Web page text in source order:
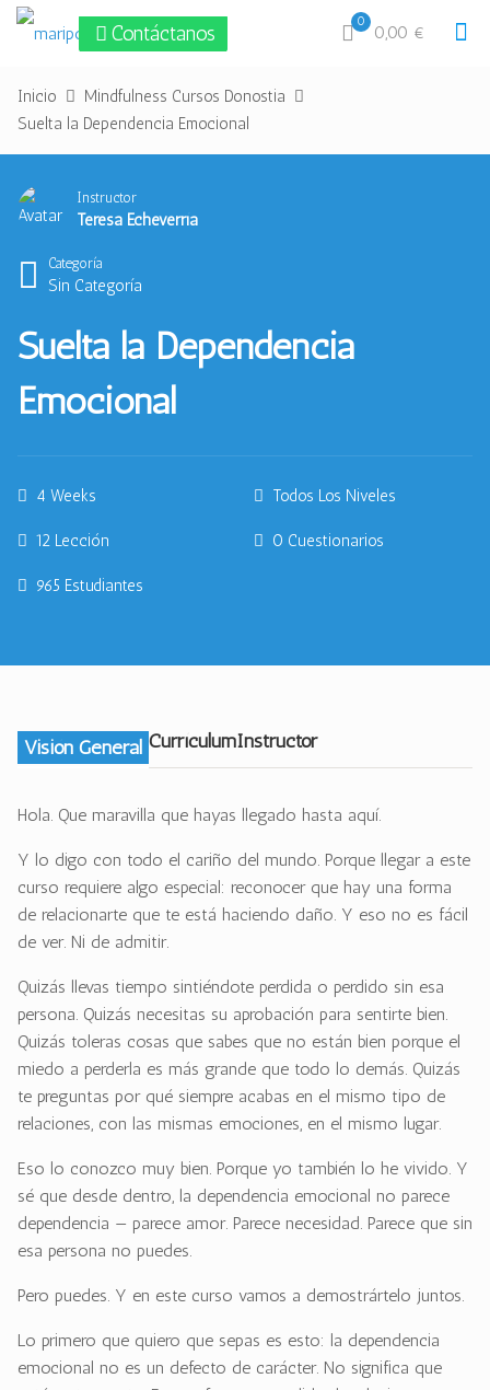
Contáctanos 0
0,00 €
Inicio
Mindfulness Cursos Donostia
Suelta la Dependencia Emocional
Instructor
Teresa Echeverría
Categoría
Sin Categoría
Suelta la Dependencia
Emocional
4 Weeks Todos Los Niveles
12 Lección 0 Cuestionarios
965 Estudiantes
Visión General CurrículumInstructor
Hola. Que maravilla que hayas llegado hasta aquí.
Y lo digo con todo el cariño del mundo. Porque llegar a este
curso requiere algo especial: reconocer que hay una forma
de relacionarte que te está haciendo daño. Y eso no es fácil
de ver. Ni de admitir.
Quizás llevas tiempo sintiéndote perdida o perdido sin esa
persona. Quizás necesitas su aprobación para sentirte bien.
Quizás toleras cosas que sabes que no están bien porque el
miedo a perderla es más grande que todo lo demás. Quizás
te preguntas por qué siempre acabas en el mismo tipo de
relaciones, con las mismas emociones, en el mismo lugar.
Eso lo conozco muy bien. Porque yo también lo he vivido. Y
sé que desde dentro, la dependencia emocional no parece
dependencia — parece amor. Parece necesidad. Parece que sin
esa persona no puedes.
Pero puedes. Y en este curso vamos a demostrártelo juntos.
Lo primero que quiero que sepas es esto: la dependencia
emocional no es un defecto de carácter. No significa que